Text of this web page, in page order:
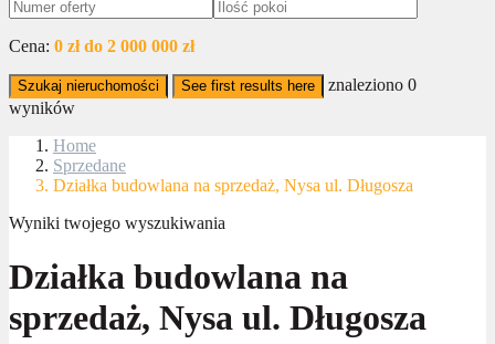
Cena: 0 zł do 2 000 000 zł
Szukaj nieruchomości See first results here znaleziono 0
wyników
Home
Sprzedane
Działka budowlana na sprzedaż, Nysa ul. Długosza
Wyniki twojego wyszukiwania
Działka budowlana na
sprzedaż, Nysa ul. Długosza